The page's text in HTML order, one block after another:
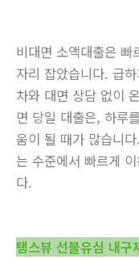
비대면 소액대출은
자리 잡았습니다. 급
차와 대면 상담 없이
면 당일 대출은, 하루
움이 될 때가 많습니
는 수준에서 빠르게
다.
탬스뷰 선불유심 내구